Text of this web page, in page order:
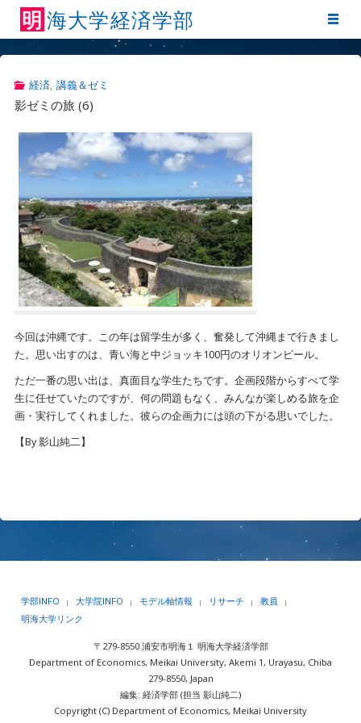
明 海大学経済学部
経済, 講義＆ゼミ
影ゼミの旅 (6)
今回は沖縄です。この年は留学生が多く、奮発して沖縄まで行きまし
た。思い出すのは、青い海と中ジョッキ100円のオリオンビール。
ただ一番の思い出は、真面目な学生たちです。企画段階からすべて学
生に任せていたのですが、何の問題もなく、みんなが楽しめる旅を企
画・実行してくれました。彼らの企画力には頭の下がる思いでした。
【By 影山純二】
学部INFO | 大学院INFO | モデル軸情報 | リサーチ | 教員 |
明海大学リンク
〒279-8550 浦安市明海１ 明海大学経済学部
Department of Economics, Meikai University, Akemi 1, Urayasu, Chiba
279-8550, Japan
編集: 経済学部 (担当 影山純二)
Copyright (C) Department of Economics, Meikai University